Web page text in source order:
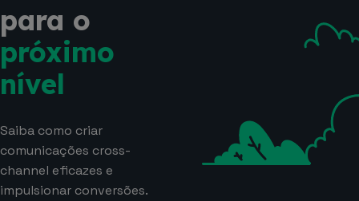
para o
próximo
nível
Saiba como criar
comunicações cross-
channel eficazes e
impulsionar conversões.